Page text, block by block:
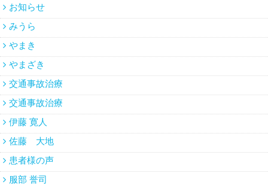
お知らせ
みうら
やまき
やまざき
交通事故治療
交通事故治療
伊藤 寛人
佐藤 大地
患者様の声
服部 誉司